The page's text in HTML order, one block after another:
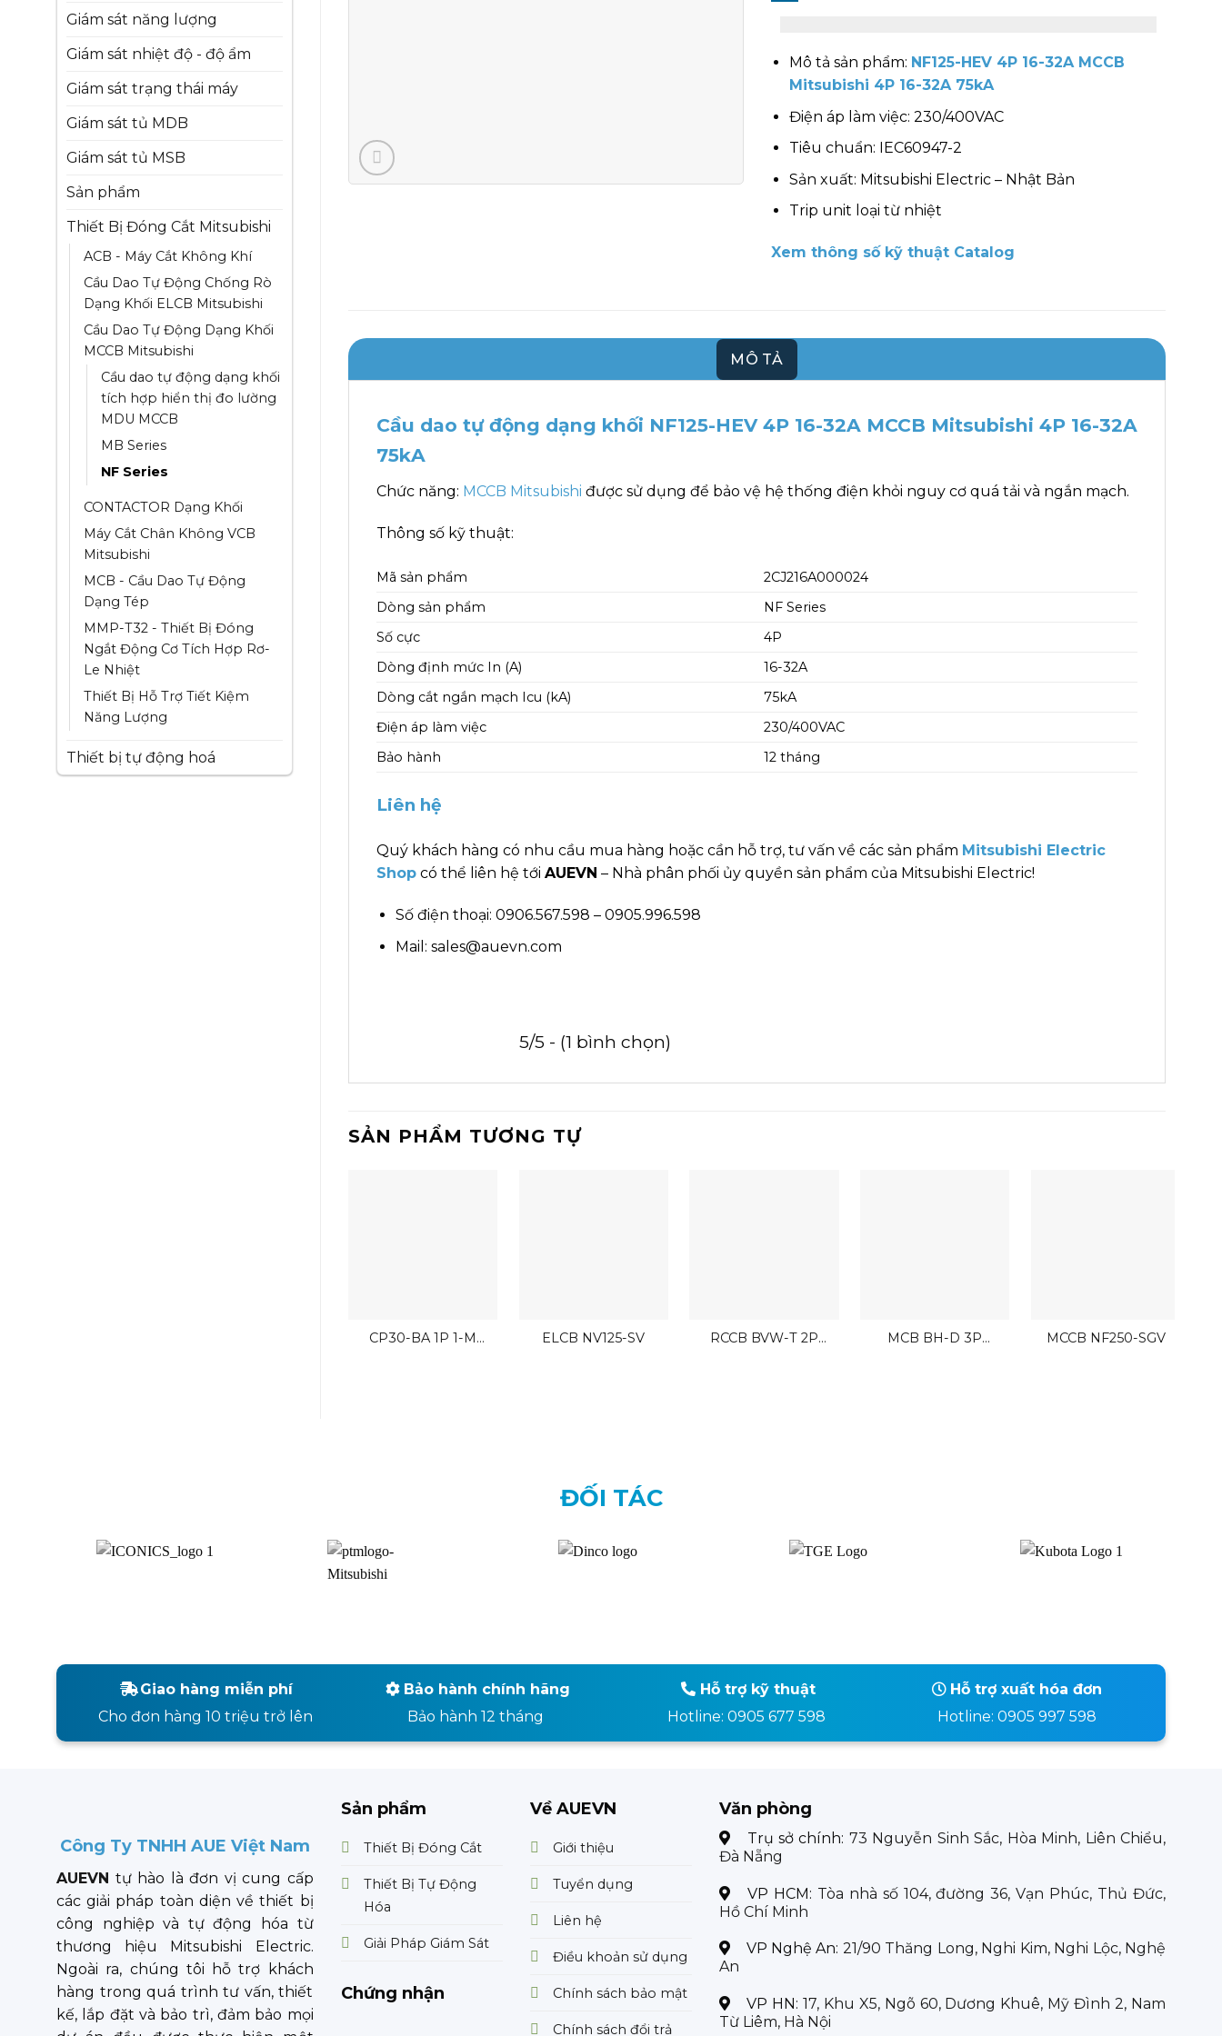
Giám sát năng lượng
Giám sát nhiệt độ - độ ẩm
Giám sát trạng thái máy
Giám sát tủ MDB
Giám sát tủ MSB
Sản phẩm
Thiết Bị Đóng Cắt Mitsubishi
ACB - Máy Cắt Không Khí
Cầu Dao Tự Động Chống Rò
Dạng Khối ELCB Mitsubishi
Cầu Dao Tự Động Dạng Khối
MCCB Mitsubishi
Cầu dao tự động dạng khối
tích hợp hiển thị đo lường
MDU MCCB
MB Series
NF Series
CONTACTOR Dạng Khối
Máy Cắt Chân Không VCB
Mitsubishi
MCB - Cầu Dao Tự Động
Dạng Tép
MMP-T32 - Thiết Bị Đóng
Ngắt Động Cơ Tích Hợp Rơ-
Le Nhiệt
Thiết Bị Hỗ Trợ Tiết Kiệm
Năng Lượng
Thiết bị tự động hoá
Mô tả sản phẩm: NF125-HEV 4P 16-32A MCCB
Mitsubishi 4P 16-32A 75kA
Điện áp làm việc: 230/400VAC
Tiêu chuẩn: IEC60947-2
Sản xuất: Mitsubishi Electric – Nhật Bản
Trip unit loại từ nhiệt
Xem thông số kỹ thuật Catalog
MÔ TẢ
Cầu dao tự động dạng khối NF125-HEV 4P 16-32A MCCB Mitsubishi 4P 16-32A
75kA
Chức năng: MCCB Mitsubishi được sử dụng để bảo vệ hệ thống điện khỏi nguy cơ quá tải và ngắn mạch.
Thông số kỹ thuật:
Mã sản phẩm
2CJ216A000024
Dòng sản phẩm
NF Series
Số cực
4P
Dòng định mức In (A)
16-32A
Dòng cắt ngắn mạch Icu (kA)
75kA
Điện áp làm việc
230/400VAC
Bảo hành
12 tháng
Liên hệ
Quý khách hàng có nhu cầu mua hàng hoặc cần hỗ trợ, tư vấn về các sản phẩm Mitsubishi Electric
Shop có thể liên hệ tới AUEVN – Nhà phân phối ủy quyền sản phẩm của Mitsubishi Electric!
Số điện thoại: 0906.567.598 – 0905.996.598
Mail: sales@auevn.com
5/5 - (1 bình chọn)
SẢN PHẨM TƯƠNG TỰ
CP30-BA 1P 1-M
ELCB NV125-SV
RCCB BVW-T 2P
MCB BH-D 3P
MCCB NF250-SGV
ĐỐI TÁC
Giao hàng miễn phí
Cho đơn hàng 10 triệu trở lên
Bảo hành chính hãng
Bảo hành 12 tháng
Hỗ trợ kỹ thuật
Hotline: 0905 677 598
Hỗ trợ xuất hóa đơn
Hotline: 0905 997 598
Công Ty TNHH AUE Việt Nam
AUEVN tự hào là đơn vị cung cấp
các giải pháp toàn diện về thiết bị
công nghiệp và tự động hóa từ
thương hiệu Mitsubishi Electric.
Ngoài ra, chúng tôi hỗ trợ khách
hàng trong quá trình tư vấn, thiết
kế, lắp đặt và bảo trì, đảm bảo mọi
Sản phẩm
Thiết Bị Đóng Cắt
Thiết Bị Tự Động
Hóa
Giải Pháp Giám Sát
Chứng nhận
Về AUEVN
Giới thiệu
Tuyển dụng
Liên hệ
Điều khoản sử dụng
Chính sách bảo mật
Chính sách đổi trả
Văn phòng
Trụ sở chính: 73 Nguyễn Sinh Sắc, Hòa Minh, Liên Chiểu,
Đà Nẵng
VP HCM: Tòa nhà số 104, đường 36, Vạn Phúc, Thủ Đức,
Hồ Chí Minh
VP Nghệ An: 21/90 Thăng Long, Nghi Kim, Nghi Lộc, Nghệ
An
VP HN: 17, Khu X5, Ngõ 60, Dương Khuê, Mỹ Đình 2, Nam
Từ Liêm, Hà Nội